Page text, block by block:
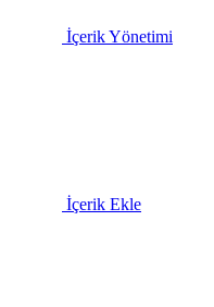
İçerik Yönetimi
İçerik Ekle